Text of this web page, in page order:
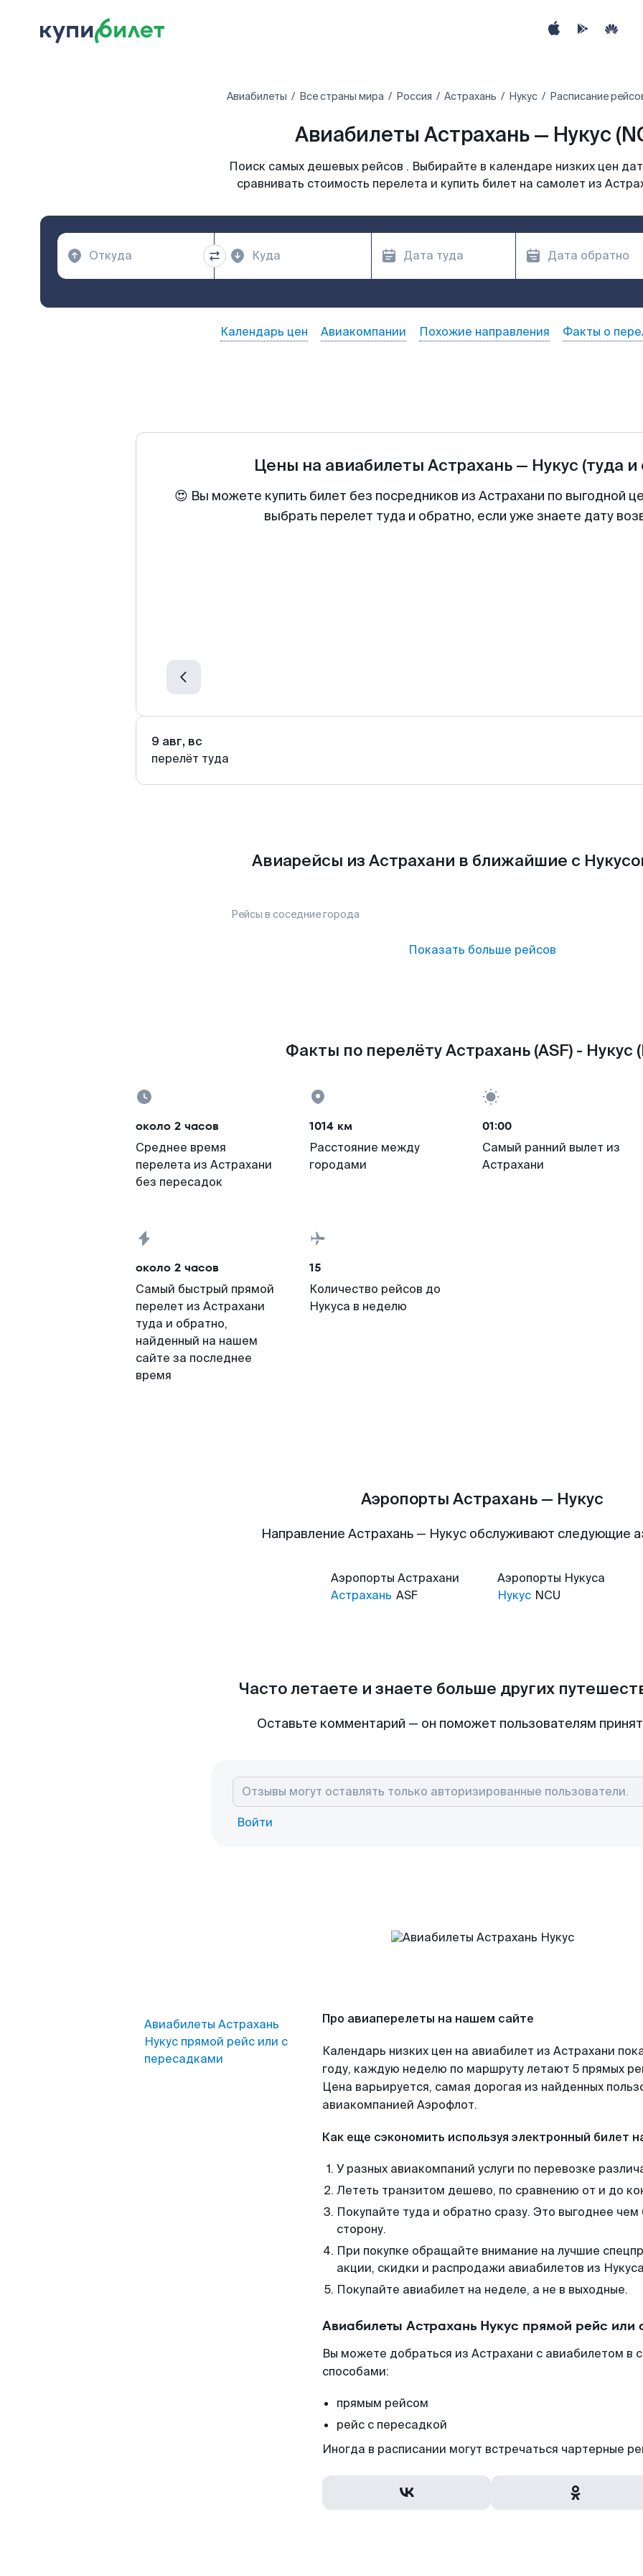
Авиабилеты Все страны мира Россия Астрахань Нукус Расписание
Авиабилеты Астрахань — Нукус
Поиск самых дешевых рейсов . Выбирайте в календаре низких цен
сравнивать стоимость перелета и купить билет на самолет из
Календарь цен Авиакомпании Похожие направления Факты о
Цены на авиабилеты Астрахань — Нукус (туда и
😍 Вы можете купить билет без посредников из Астрахани по выгодной
выбрать перелет туда и обратно, если уже знаете дату
9 авг, вс
перелёт туда
Авиарейсы из Астрахани в ближайшие с
Рейсы в соседние города
Показать больше рейсов
Факты по перелёту Астрахань (ASF) - Нукус
около 2 часов
Среднее время
перелета из Астрахани
без пересадок
1014 км
Расстояние между
городами
01:00
Самый ранний вылет из
Астрахани
около 2 часов
Самый быстрый прямой
перелет из Астрахани
туда и обратно,
найденный на нашем
сайте за последнее
время
15
Количество рейсов до
Нукуса в неделю
Аэропорты Астрахань — Нукус
Направление Астрахань — Нукус обслуживают следующие
Аэропорты Астрахани
Астрахань ASF
Аэропорты Нукуса
Нукус NCU
Часто летаете и знаете больше других
Оставьте комментарий — он поможет пользователям
Войти
Авиабилеты Астрахань
Нукус прямой рейс или с
пересадками
Про авиаперелеты на нашем сайте
Календарь низких цен на авиабилет из Астрахани
году, каждую неделю по маршруту летают 5 прямых
Цена варьируется, самая дорогая из найденных
авиакомпанией Аэрофлот.
Как еще сэкономить используя электронный билет
У разных авиакомпаний услуги по перевозке
Лететь транзитом дешево, по сравнению от и до
Покупайте туда и обратно сразу. Это выгоднее
сторону.
При покупке обращайте внимание на лучшие
акции, скидки и распродажи авиабилетов из
Покупайте авиабилет на неделе, а не в выходные.
Авиабилеты Астрахань Нукус прямой рейс или
Вы можете добраться из Астрахани с авиабилетом в
способами:
прямым рейсом
рейс с пересадкой
Иногда в расписании могут встречаться чартерные